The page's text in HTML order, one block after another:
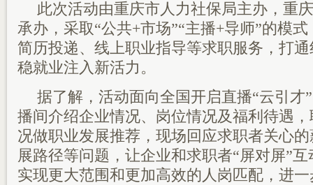
此次活动由重庆市人力社保局主办，重
承办，采取“公共+市场”“主播+导师”的模
简历投递、线上职业指导等求职服务，打
稳就业注入新活力。
据了解，活动面向全国开启直播“云引才
播间介绍企业情况、岗位情况及福利待遇
况做职业发展推荐，现场回应求职者关心
展路径等问题，让企业和求职者“屏对屏”
实现更大范围和更加高效的人岗匹配，进